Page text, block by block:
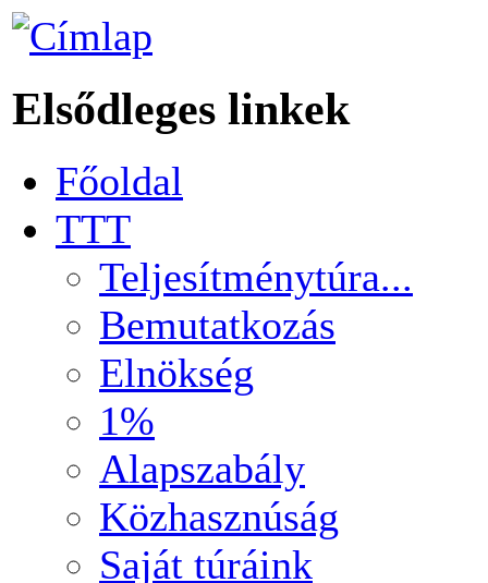
Elsődleges linkek
Főoldal
TTT
Teljesítménytúra...
Bemutatkozás
Elnökség
1%
Alapszabály
Közhasznúság
Saját túráink